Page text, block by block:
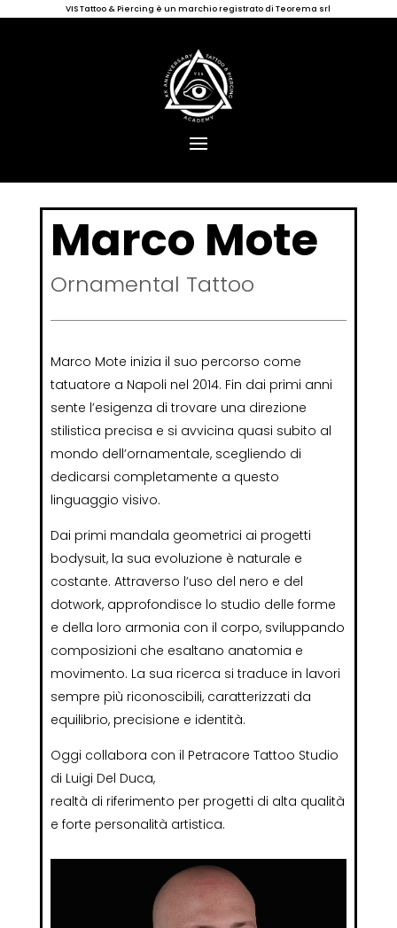
VIS Tattoo & Piercing è un marchio registrato di Teorema srl
Marco Mote
Ornamental Tattoo
Marco Mote inizia il suo percorso come
tatuatore a Napoli nel 2014. Fin dai primi anni
sente l’esigenza di trovare una direzione
stilistica precisa e si avvicina quasi subito al
mondo dell’ornamentale, scegliendo di
dedicarsi completamente a questo
linguaggio visivo.
Dai primi mandala geometrici ai progetti
bodysuit, la sua evoluzione è naturale e
costante. Attraverso l’uso del nero e del
dotwork, approfondisce lo studio delle forme
e della loro armonia con il corpo, sviluppando
composizioni che esaltano anatomia e
movimento. La sua ricerca si traduce in lavori
sempre più riconoscibili, caratterizzati da
equilibrio, precisione e identità.
Oggi collabora con il Petracore Tattoo Studio
di Luigi Del Duca,
realtà di riferimento per progetti di alta qualità
e forte personalità artistica.